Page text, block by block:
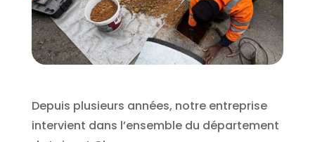
Depuis plusieurs années, notre entreprise
intervient dans l’ensemble du département